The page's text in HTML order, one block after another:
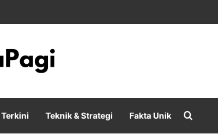
Newcastle
Teknik & Strategi Fakta Unik